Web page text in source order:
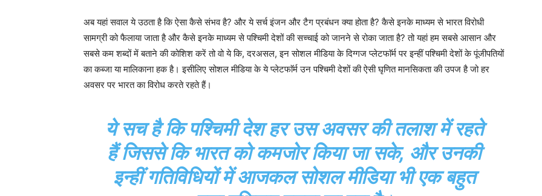
अब यहां सवाल ये उठता है कि ऐसा कैसे संभव है? और ये सर्च इंजन और टैग प्रबंधन क्या होता है? कैसे इनके माध्यम से भारत विरोधी
सामग्री को फैलाया जाता है और कैसे इनके माध्यम से पश्चिमी देशों की सच्चाई को जानने से रोका जाता है? तो यहां हम सबसे आसान और
सबसे कम शब्दों में बताने की कोशिश करें तो वो ये कि, दरअसल, इन सोशल मीडिया के दिग्गज प्लेटफाॅर्म पर इन्हीं पश्चिमी देशों के पूंजीपतियों
का कब्जा या मालिकाना हक है। इसीलिए सोशल मीडिया के ये प्लेटफाॅर्म उन पश्चिमी देशों की ऐसी घृणित मानसिकता की उपज है जो हर
अवसर पर भारत का विरोध करते रहते हैं।
ये सच है कि पश्चिमी देश हर उस अवसर की तलाश में रहते
हैं जिससे कि भारत को कमजोर किया जा सके, और उनकी
इन्हीं गतिविधियों में आजकल सोशल मीडिया भी एक बहुत